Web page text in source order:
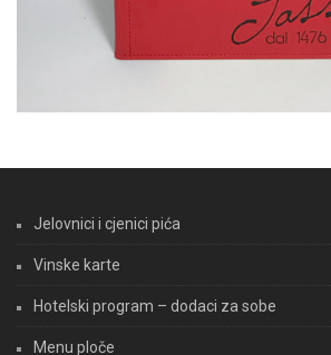
Jelovnici i cjenici pića
Vinske karte
Hotelski program – dodaci za sobe
Menu ploče